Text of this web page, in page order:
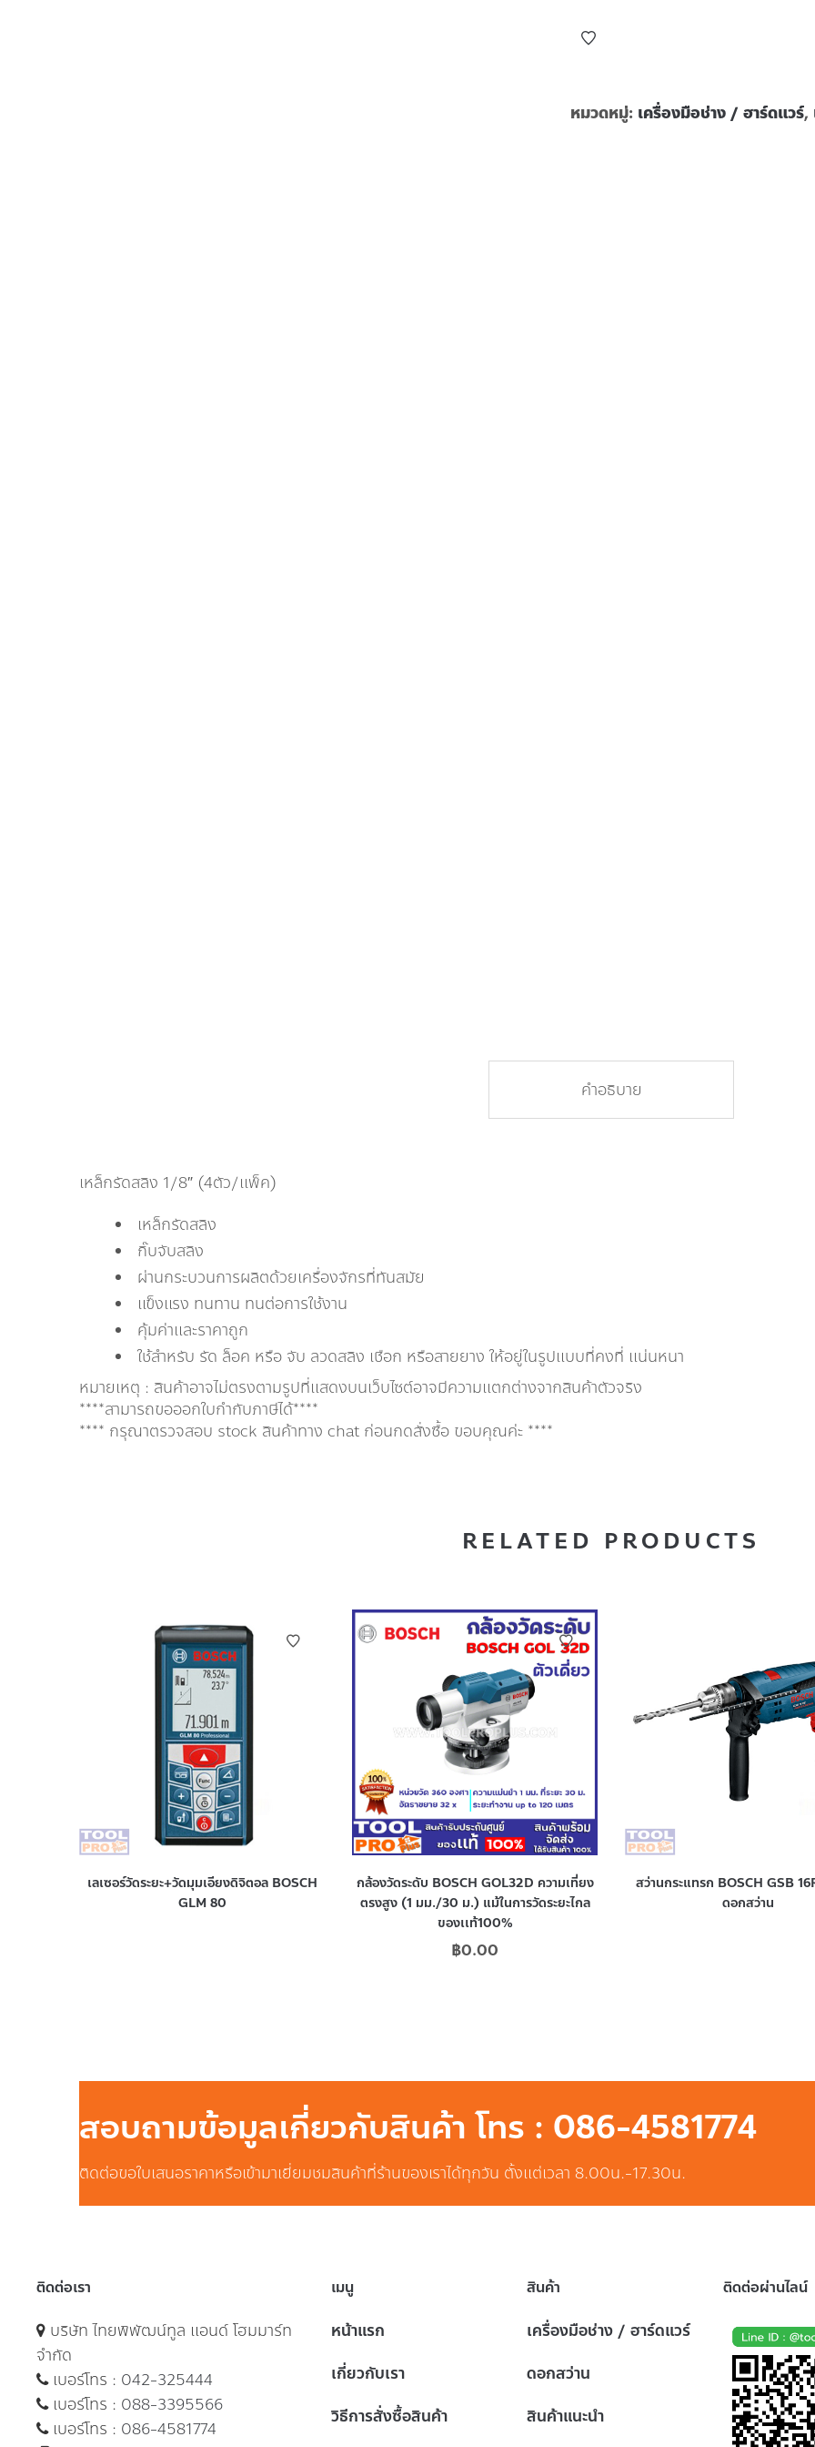
หมวดหมู่: เครื่องมือช่าง / ฮาร์ดแวร์,
คำอธิบาย
เหล็กรัดสลิง 1/8″ (4ตัว/เเพ็ค)
เหล็กรัดสลิง
กิ๊บจับสลิง
ผ่านกระบวนการผลิตด้วยเครื่องจักรที่ทันสมัย
แข็งแรง ทนทาน ทนต่อการใช้งาน
คุ้มค่าและราคาถูก
ใช้สำหรับ รัด ล็อค หรือ จับ ลวดสลิง เชือก หรือสายยาง ให้อยู่ในรูปแบบที่คงที่ แน่นหนา
หมายเหตุ : สินค้าอาจไม่ตรงตามรูปที่แสดงบนเว็บไซต์อาจมีความแตกต่างจากสินค้าตัวจริง
****สามารถขอออกใบกำกับภาษีได้****
**** กรุณาตรวจสอบ stock สินค้าทาง chat ก่อนกดสั่งซื้อ ขอบคุณค่ะ ****
RELATED PRODUCTS
เลเซอร์วัดระยะ+วัดมุมเอียงดิจิตอล BOSCH
GLM 80
กล้องวัดระดับ BOSCH GOL32D ความเที่ยง
ตรงสูง (1 มม./30 ม.) แม้ในการวัดระยะไกล
ของเเท้100%
฿0.00
สว่านกระแทรก BOSCH GSB
ดอกสว่าน
สอบถามข้อมูลเกี่ยวกับสินค้า โทร : 086-4581774
ติดต่อขอใบเสนอราคาหรือเข้ามาเยี่ยมชมสินค้าที่ร้านของเราได้ทุกวัน ตั้งแต่เวลา 8.00น.-17.30น.
ติดต่อเรา
บริษัท ไทยพิพัฒน์ทูล แอนด์ โฮมมาร์ท
จำกัด
เบอร์โทร : 042-325444
เบอร์โทร : 088-3395566
เบอร์โทร : 086-4581774
เมนู
หน้าแรก
เกี่ยวกับเรา
วิธีการสั่งซื้อสินค้า
สินค้า
เครื่องมือช่าง / ฮาร์ดแวร์
ดอกสว่าน
สินค้าแนะนำ
ติดต่อผ่านไลน์